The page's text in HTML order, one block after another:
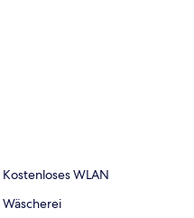
Kostenloses WLAN
Wäscherei